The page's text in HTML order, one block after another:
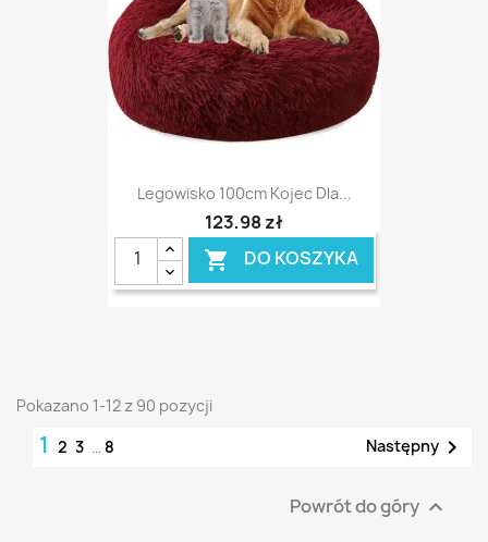
Legowisko 100cm Kojec Dla...
123,98 zł
 DO KOSZYKA
Pokazano 1-12 z 90 pozycji
1 2 3 … 8 Następny 
Powrót do góry 